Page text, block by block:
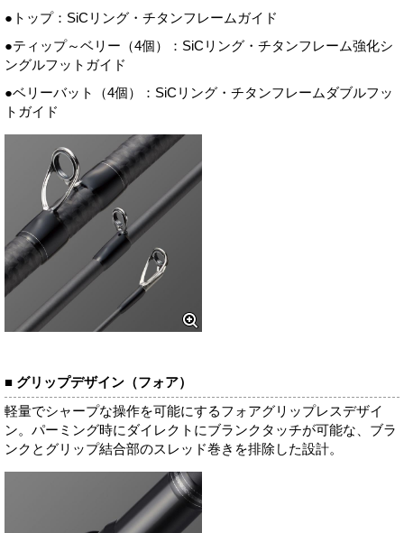
●トップ：SiCリング・チタンフレームガイド
●ティップ～ベリー（4個）：SiCリング・チタンフレーム強化シ
ングルフットガイド
●ベリーバット（4個）：SiCリング・チタンフレームダブルフッ
トガイド
■ グリップデザイン（フォア）
軽量でシャープな操作を可能にするフォアグリップレスデザイ
ン。パーミング時にダイレクトにブランクタッチが可能な、ブラ
ンクとグリップ結合部のスレッド巻きを排除した設計。